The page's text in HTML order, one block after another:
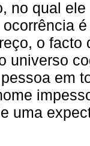
no qual
o
universo
em
uma